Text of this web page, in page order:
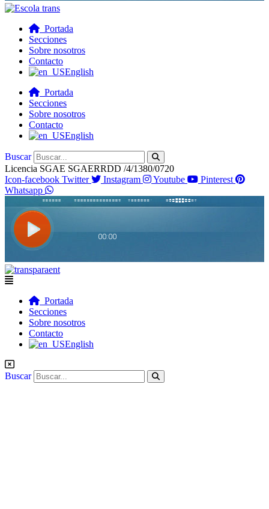
Portada
Secciones
Sobre nosotros
Contacto
English
Portada
Secciones
Sobre nosotros
Contacto
English
Buscar
Licencia SGAE SGAERRDD /4/1380/0720
Icon-facebook Twitter Instagram Youtube
Pinterest
Whatsapp
Flyout
Portada
Secciones
Sobre nosotros
Contacto
English
Buscar